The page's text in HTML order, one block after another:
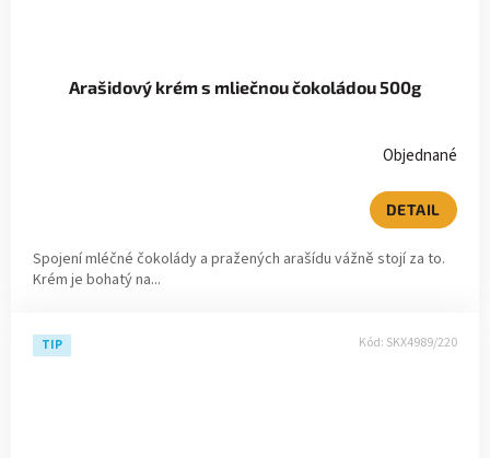
Arašidový krém s mliečnou čokoládou 500g
Objednané
DETAIL
Spojení mléčné čokolády a pražených arašídu vážně stojí za to.
Krém je bohatý na...
TIP Kód: SKX4989/220